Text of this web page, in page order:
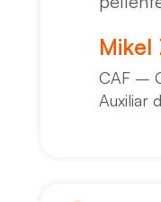
Mikel
CAF –
Auxiliar